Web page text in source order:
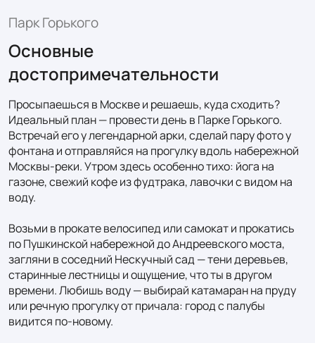
Парк Горького
Основные
достопримечательности
Просыпаешься в Москве и решаешь, куда сходить?
Идеальный план — провести день в Парке Горького.
Встречай его у легендарной арки, сделай пару фото у
фонтана и отправляйся на прогулку вдоль набережной
Москвы‑реки. Утром здесь особенно тихо: йога на
газоне, свежий кофе из фудтрака, лавочки с видом на
воду.
Возьми в прокате велосипед или самокат и прокатись
по Пушкинской набережной до Андреевского моста,
загляни в соседний Нескучный сад — тени деревьев,
старинные лестницы и ощущение, что ты в другом
времени. Любишь воду — выбирай катамаран на пруду
или речную прогулку от причала: город с палубы
видится по‑новому.